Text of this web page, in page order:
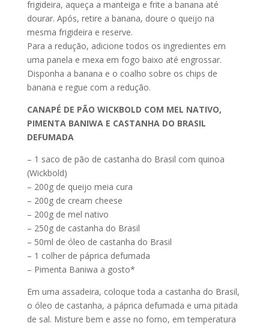
frigideira, aqueça a manteiga e frite a banana até
dourar. Após, retire a banana, doure o queijo na
mesma frigideira e reserve.
Para a redução, adicione todos os ingredientes em
uma panela e mexa em fogo baixo até engrossar.
Disponha a banana e o coalho sobre os chips de
banana e regue com a redução.
CANAPÉ DE PÃO WICKBOLD COM MEL NATIVO,
PIMENTA BANIWA E CASTANHA DO BRASIL
DEFUMADA
– 1 saco de pão de castanha do Brasil com quinoa
(Wickbold)
– 200g de queijo meia cura
– 200g de cream cheese
– 200g de mel nativo
– 250g de castanha do Brasil
– 50ml de óleo de castanha do Brasil
– 1 colher de páprica defumada
– Pimenta Baniwa a gosto*
Em uma assadeira, coloque toda a castanha do Brasil,
o óleo de castanha, a páprica defumada e uma pitada
de sal. Misture bem e asse no forno, em temperatura